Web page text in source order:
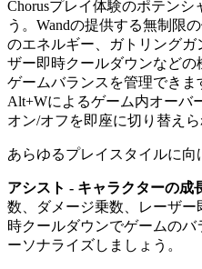
Chorusプレイ体験のポテン
う。Wandの提供する無制限
のエネルギー、ガトリング
ザー即時クールダウンなど
ゲームバランスを管理でき
Alt+Wによるゲーム内オーバ
オン/オフを即座に切り替えら
あらゆるプレイスタイルに
アシスト - キャラクターの成
数、ダメージ乗数、レーザ
時クールダウンでゲームの
ーソナライズしましょう。